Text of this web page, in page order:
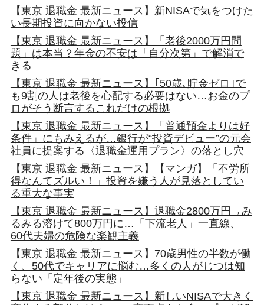
【東京 退職金 最新ニュース】新NISAで気をつけた
い長期投資に向かない投信
【東京 退職金 最新ニュース】「老後2000万円問
題」は本当？年金の不安は「自分次第」で解消で
きる
【東京 退職金 最新ニュース】｢50歳､貯金ゼロ｣で
も9割の人は老後を心配する必要はない…お金のプ
ロがそう断言するこれだけの根拠
【東京 退職金 最新ニュース】「普通預金よりは好
条件」にもみえるが…銀行が“投資デビュー”の元会
社員に提案する〈退職金運用プラン〉の落とし穴
【東京 退職金 最新ニュース】【マンガ】「不労所
得なんてズルい！」投資を嫌う人が見落としてい
る重大な事実
【東京 退職金 最新ニュース】退職金2800万円→み
るみる溶けて800万円に…「下流老人」一直線、
60代夫婦の危険な楽観主義
【東京 退職金 最新ニュース】70歳男性の半数が働
く、50代でキャリアに悩む…多くの人がじつは知
らない「定年後の実態」
【東京 退職金 最新ニュース】新しいNISAで大きく